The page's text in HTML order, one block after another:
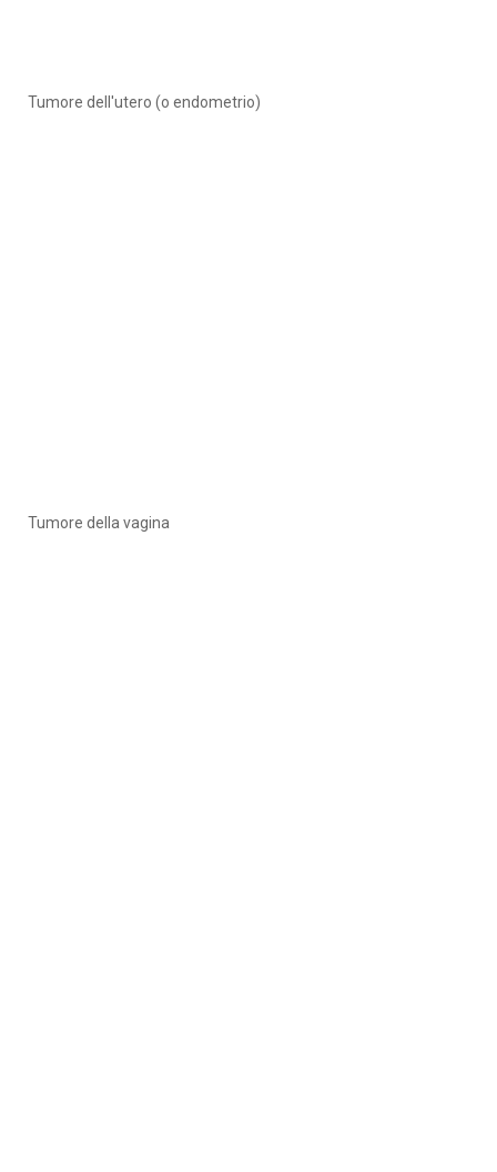
Tumore dell'utero (o endometrio)
Tumore della vagina